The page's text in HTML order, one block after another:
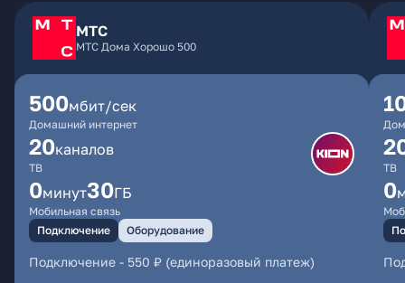
МТС
МТС Дома Хорошо 500
500мбит/сек
Домашний интернет
20каналов
ТВ
0минут30ГБ
Мобильная связь
Подключение
Оборудование
Подключение - 550 ₽ (единоразовый платеж)
ТВ
0